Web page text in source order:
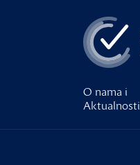
O nama i
Aktualnosti